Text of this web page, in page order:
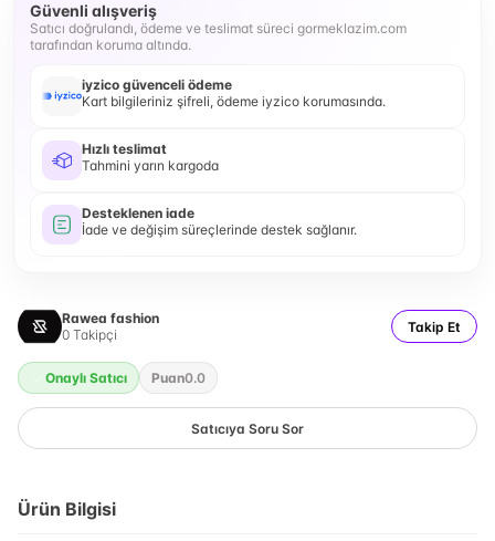
Güvenli alışveriş
Satıcı doğrulandı, ödeme ve teslimat süreci gormeklazim.com
tarafından koruma altında.
iyzico güvenceli ödeme
Kart bilgileriniz şifreli, ödeme iyzico korumasında.
Hızlı teslimat
Tahmini yarın kargoda
Desteklenen iade
İade ve değişim süreçlerinde destek sağlanır.
Rawea fashion
0 Takipçi Takip Et
Onaylı Satıcı Puan0.0
Satıcıya Soru Sor
Ürün Bilgisi